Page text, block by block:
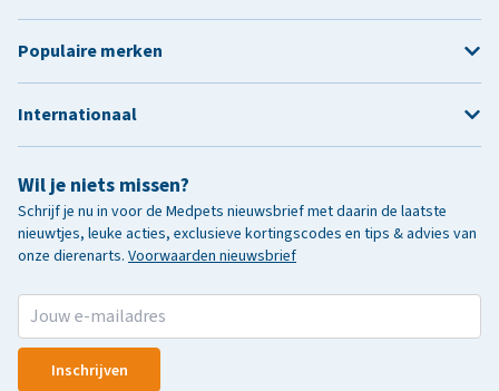
Wil je niets missen?
Schrijf je nu in voor de Medpets nieuwsbrief met daarin de laatste
nieuwtjes, leuke acties, exclusieve kortingscodes en tips & advies van
onze dierenarts. Voorwaarden nieuwsbrief
Inschrijven
Populaire merken
Internationaal